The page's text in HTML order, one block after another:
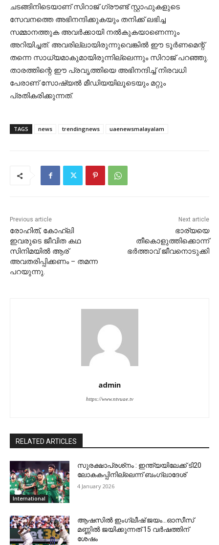
ചടങ്ങിനിടെയാണ് സിറാജ് ഗ്രൗണ്ട് സ്റ്റാഫുകളുടെ
സേവനത്തെ അഭിനന്ദിക്കുകയും തനിക്ക് ലഭിച്ച
സമ്മാനത്തുക അവര്‍ക്കായി നല്‍കുകയാണെന്നും
അറിയിച്ചത്. അവരില്ലായിരുന്നുവെങ്കില്‍ ഈ ടൂര്‍ണമെന്റ്
തന്നെ സാധ്യമാകുമായിരുന്നില്ലെന്നും സിറാജ് പറഞ്ഞു.
താരത്തിന്റെ ഈ പ്രവൃത്തിയെ അഭിനന്ദിച്ച് നിരവധി
പേരാണ് സോഷ്യല്‍ മീഡിയയിലൂടെയും മറ്റും
പ്രതികരിക്കുന്നത്.
TAGS news trendingnews uaenewsmalayalam
Previous article
രോഹിത്, കോഹ്ലി
ഇവരുടെ ജീവിത കഥ
സിനിമയില്‍ ആര്
അവതരിപ്പിക്കണം – തമന്ന
പറയുന്നു.
Next article
ഭാര്യയെ
തീകൊളുത്തിക്കൊന്ന്
ഭർത്താവ് ജീവനൊടുക്കി
admin
https://www.ntvuae.tv
RELATED ARTICLES
International
സുരക്ഷാപ്രശ്‌നം : ഇന്ത്യയിലേക്ക് ടി20
ലോകകപ്പിനില്ലെന്ന് ബംഗ്ലാദേശ്
4 January 2026
ആഷസില്‍ ഇംഗ്ലീഷ് ജയം…ഓസീസ്
മണ്ണില്‍ ജയിക്കുന്നത് 15 വര്‍ഷത്തിന്
ശേഷം